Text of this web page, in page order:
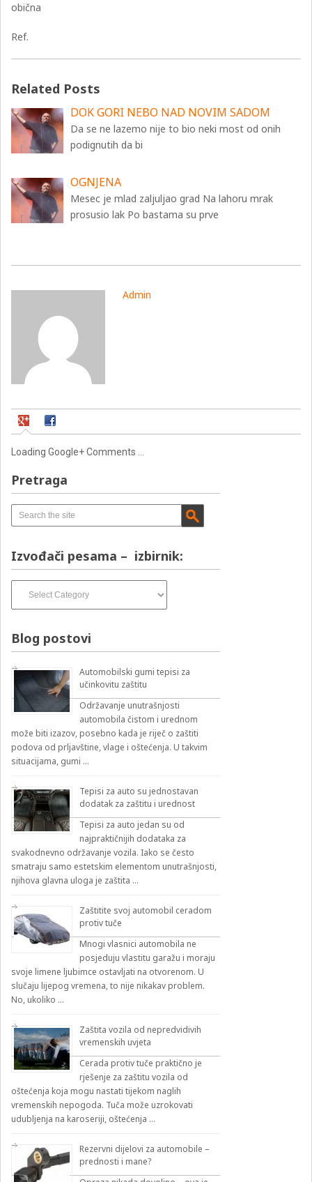
obična
Ref.
Related Posts
DOK GORI NEBO NAD NOVIM SADOM
Da se ne lazemo nije to bio neki most od onih
podignutih da bi
OGNJENA
Mesec je mlad zaljuljao grad Na lahoru mrak
prosusio lak Po bastama su prve
Admin
Loading Google+ Comments ...
Pretraga
Izvođači pesama – izbirnik:
pesama
Blog postovi
Automobilski gumi tepisi za
učinkovitu zaštitu
Održavanje unutrašnjosti
automobila čistom i urednom
može biti izazov, posebno kada je riječ o zaštiti
podova od prljavštine, vlage i oštećenja. U takvim
situacijama, gumi …
Tepisi za auto su jednostavan
dodatak za zaštitu i urednost
Tepisi za auto jedan su od
najpraktičnijih dodataka za
svakodnevno održavanje vozila. Iako se često
smatraju samo estetskim elementom unutrašnjosti,
njihova glavna uloga je zaštita …
Zaštitite svoj automobil ceradom
protiv tuče
Mnogi vlasnici automobila ne
posjeduju vlastitu garažu i moraju
svoje limene ljubimce ostavljati na otvorenom. U
slučaju lijepog vremena, to nije nikakav problem.
No, ukoliko …
Zaštita vozila od nepredvidivih
vremenskih uvjeta
Cerada protiv tuče praktično je
rješenje za zaštitu vozila od
oštećenja koja mogu nastati tijekom naglih
vremenskih nepogoda. Tuča može uzrokovati
udubljenja na karoseriji, oštećenja …
Rezervni dijelovi za automobile –
prednosti i mane?